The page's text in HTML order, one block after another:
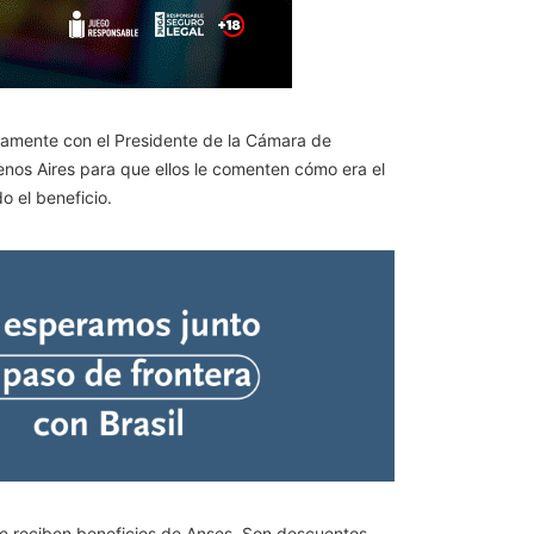
con el Presidente de la Cámara de
Aires para que ellos le comenten cómo era el
el beneficio.